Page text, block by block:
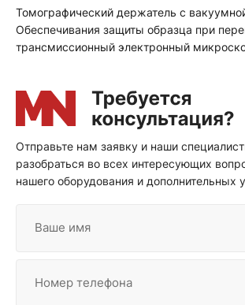
Томографический держатель с
Обеспечивания защиты образца при
трансмиссионный электронный
Отправьте нам заявку и наши
разобраться во всех интересующих
нашего оборудования и дополнительных
Ваше имя
Номер телефона